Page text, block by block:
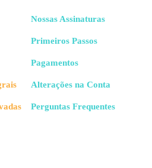
Nossas Assinaturas
Primeiros Passos
Pagamentos
Alterações na Conta
Perguntas Frequentes